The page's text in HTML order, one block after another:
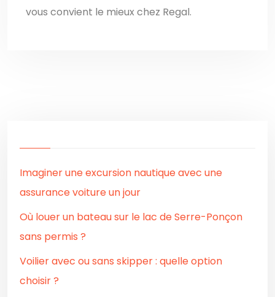
vous convient le mieux chez Regal.
Imaginer une excursion nautique avec une
assurance voiture un jour
Où louer un bateau sur le lac de Serre-Ponçon
sans permis ?
Voilier avec ou sans skipper : quelle option
choisir ?